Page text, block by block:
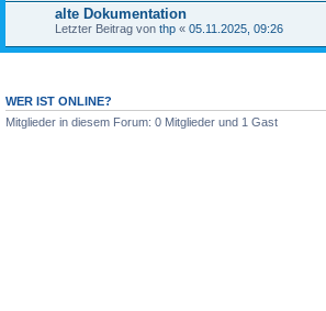
alte Dokumentation
Letzter Beitrag von thp « 05.11.2025, 09:26
WER IST ONLINE?
Mitglieder in diesem Forum: 0 Mitglieder und 1 Gast